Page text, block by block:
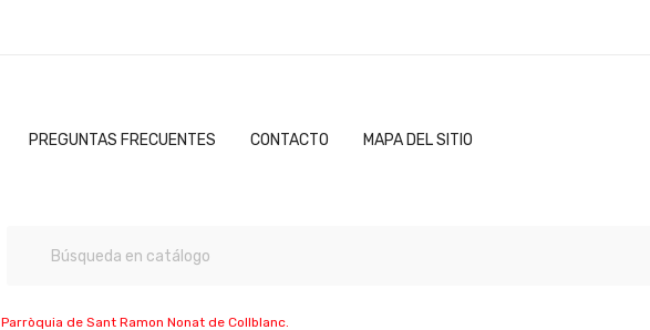
PREGUNTAS FRECUENTES CONTACTO MAPA DEL SITIO
Parròquia de Sant Ramon Nonat de Collblanc.